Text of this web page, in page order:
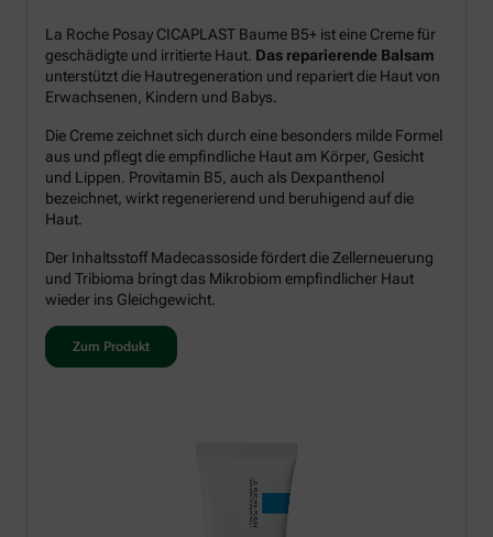
La Roche Posay CICAPLAST Baume B5+ ist eine Creme für
geschädigte und irritierte Haut. Das reparierende Balsam
unterstützt die Hautregeneration und repariert die Haut von
Erwachsenen, Kindern und Babys.
Die Creme zeichnet sich durch eine besonders milde Formel
aus und pflegt die empfindliche Haut am Körper, Gesicht
und Lippen. Provitamin B5, auch als Dexpanthenol
bezeichnet, wirkt regenerierend und beruhigend auf die
Haut.
Der Inhaltsstoff Madecassoside fördert die Zellerneuerung
und Tribioma bringt das Mikrobiom empfindlicher Haut
wieder ins Gleichgewicht.
Zum Produkt